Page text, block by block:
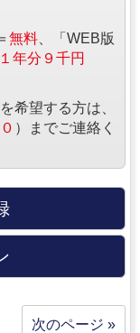
無料 、「WEB版
１年分９千円
希望する方は、
）までご連絡く
次のページ »